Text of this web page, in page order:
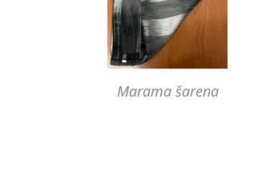
Marama šarena